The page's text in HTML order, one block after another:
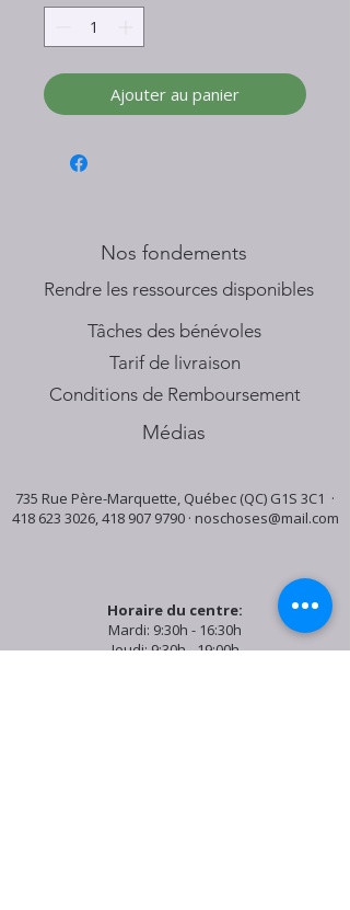
Ajouter au panier
Nos fondements
​Rendre les ressources disponibles
Tâches des bénévoles
Tarif de livraison
Conditions de Remboursement
Médias
735 Rue Père-Marquette, Québec (QC) G1S 3C1 ·
418 623 3026,418 907 9790· noschoses@mail.com
Horaire du centre:
Mardi: 9:30h - 16:30h
Jeudi: 9:30h - 19:00h